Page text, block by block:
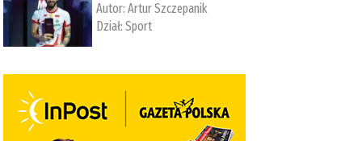
Autor:Artur Szczepanik
Dział:Sport